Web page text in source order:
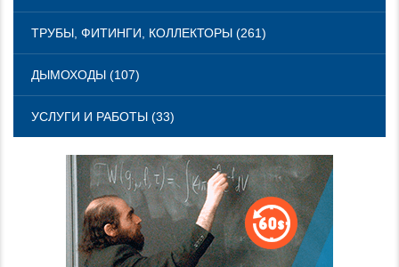
ТРУБЫ, ФИТИНГИ, КОЛЛЕКТОРЫ (261)
ДЫМОХОДЫ (107)
УСЛУГИ И РАБОТЫ (33)